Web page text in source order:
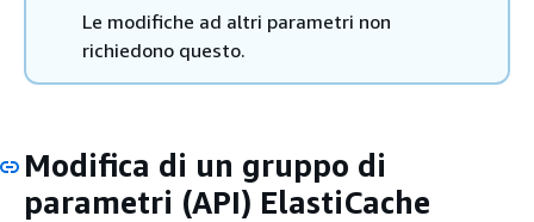
Le modifiche ad altri parametri non
richiedono questo.
Modifica di un gruppo di
parametri (API) ElastiCache